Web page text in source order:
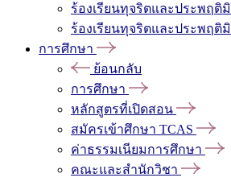
ร้องเรียนทุจริตและประพฤติ
ร้องเรียนทุจริตและประพฤติ
การศึกษา
ย้อนกลับ
การศึกษา
หลักสูตรที่เปิดสอน
สมัครเข้าศึกษา TCAS
ค่าธรรมเนียมการศึกษา
คณะและสำนักวิชา